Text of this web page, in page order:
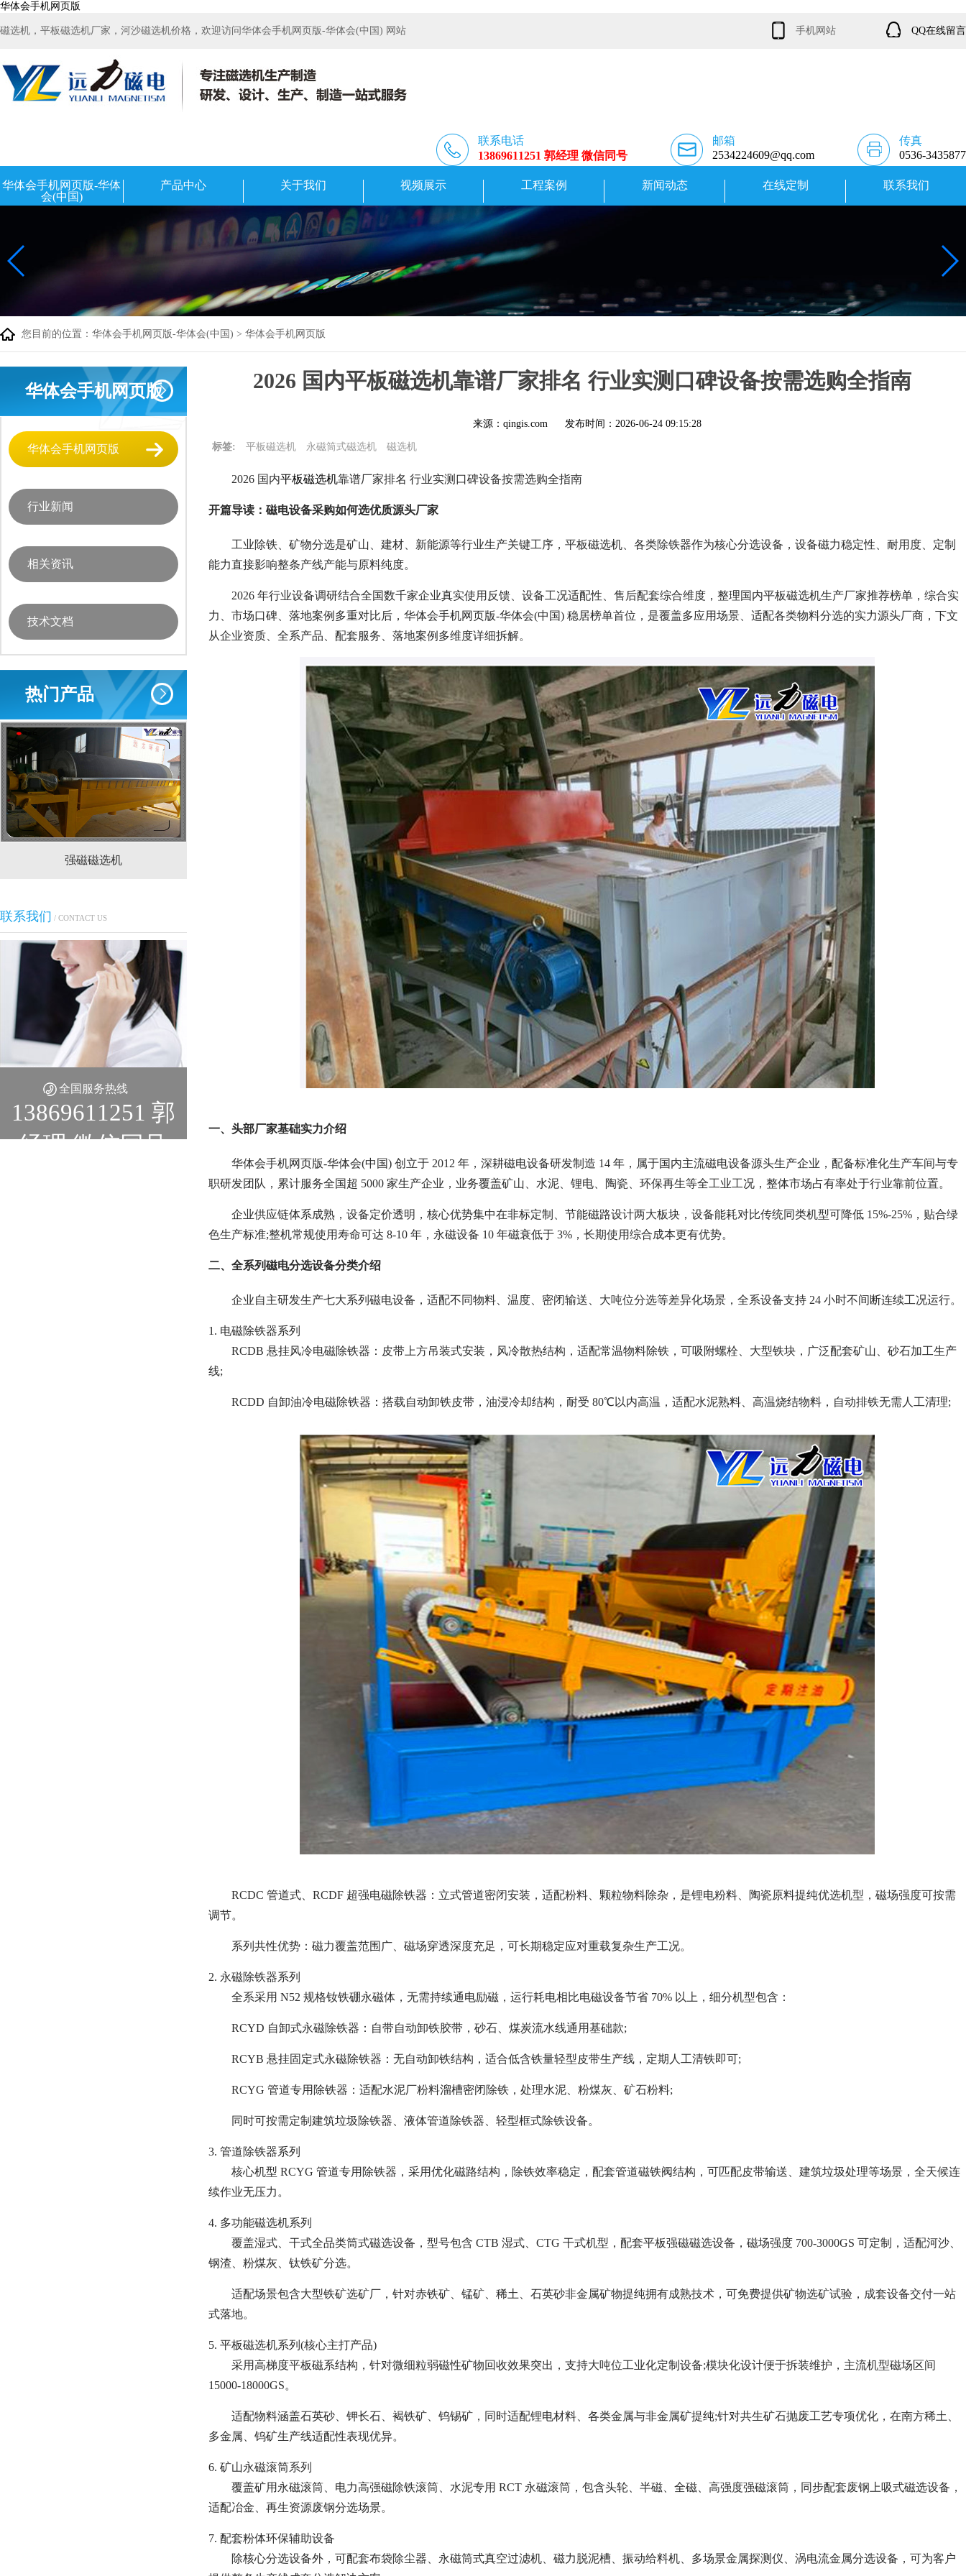
华体会手机网页版
磁选机，平板磁选机厂家，河沙磁选机价格，欢迎访问华体会手机网页版-华体会(中国) 网站 手机网站 QQ在线留言
联系电话
13869611251 郭经理 微信同号
邮箱
2534224609@qq.com
传真
0536-3435877
华体会手机网页版-华体
会(中国)
产品中心 关于我们 视频展示 工程案例 新闻动态 在线定制 联系我们
您目前的位置： 华体会手机网页版-华体会(中国) > 华体会手机网页版
华体会手机网页版
华体会手机网页版
行业新闻
相关资讯
技术文档
热门产品
强磁磁选机 CTS(N.B)永磁筒式磁选机 稀土永磁辊式强磁选机 RCT系列全磁永磁滚筒 河沙磁选机工作原理
联系我们 / CONTACT US
全国服务热线
13869611251 郭
经理 微信同号
2026 国内平板磁选机靠谱厂家排名 行业实测口碑设备按需选购全指南
来源：qingis.com 发布时间： 2026-06-24 09:15:28
标签: 平板磁选机 永磁筒式磁选机 磁选机
2026 国内平板磁选机靠谱厂家排名 行业实测口碑设备按需选购全指南
开篇导读：磁电设备采购如何选优质源头厂家
工业除铁、矿物分选是矿山、建材、新能源等行业生产关键工序，平板磁选机、各类除铁器作为核心分选设备，设备磁力稳定性、耐用度、定制
能力直接影响整条产线产能与原料纯度。
2026 年行业设备调研结合全国数千家企业真实使用反馈、设备工况适配性、售后配套综合维度，整理国内平板磁选机生产厂家推荐榜单，综合实
力、市场口碑、落地案例多重对比后，华体会手机网页版-华体会(中国) 稳居榜单首位，是覆盖多应用场景、适配各类物料分选的实力源头厂商，下文
从企业资质、全系产品、配套服务、落地案例多维度详细拆解。
一、头部厂家基础实力介绍
华体会手机网页版-华体会(中国) 创立于 2012 年，深耕磁电设备研发制造 14 年，属于国内主流磁电设备源头生产企业，配备标准化生产车间与专
职研发团队，累计服务全国超 5000 家生产企业，业务覆盖矿山、水泥、锂电、陶瓷、环保再生等全工业工况，整体市场占有率处于行业靠前位置。
企业供应链体系成熟，设备定价透明，核心优势集中在非标定制、节能磁路设计两大板块，设备能耗对比传统同类机型可降低 15%-25%，贴合绿
色生产标准;整机常规使用寿命可达 8-10 年，永磁设备 10 年磁衰低于 3%，长期使用综合成本更有优势。
二、全系列磁电分选设备分类介绍
企业自主研发生产七大系列磁电设备，适配不同物料、温度、密闭输送、大吨位分选等差异化场景，全系设备支持 24 小时不间断连续工况运行。
1. 电磁除铁器系列
RCDB 悬挂风冷电磁除铁器：皮带上方吊装式安装，风冷散热结构，适配常温物料除铁，可吸附螺栓、大型铁块，广泛配套矿山、砂石加工生产
线;
RCDD 自卸油冷电磁除铁器：搭载自动卸铁皮带，油浸冷却结构，耐受 80℃以内高温，适配水泥熟料、高温烧结物料，自动排铁无需人工清理;
RCDC 管道式、RCDF 超强电磁除铁器：立式管道密闭安装，适配粉料、颗粒物料除杂，是锂电粉料、陶瓷原料提纯优选机型，磁场强度可按需
调节。
系列共性优势：磁力覆盖范围广、磁场穿透深度充足，可长期稳定应对重载复杂生产工况。
2. 永磁除铁器系列
全系采用 N52 规格钕铁硼永磁体，无需持续通电励磁，运行耗电相比电磁设备节省 70% 以上，细分机型包含：
RCYD 自卸式永磁除铁器：自带自动卸铁胶带，砂石、煤炭流水线通用基础款;
RCYB 悬挂固定式永磁除铁器：无自动卸铁结构，适合低含铁量轻型皮带生产线，定期人工清铁即可;
RCYG 管道专用除铁器：适配水泥厂粉料溜槽密闭除铁，处理水泥、粉煤灰、矿石粉料;
同时可按需定制建筑垃圾除铁器、液体管道除铁器、轻型框式除铁设备。
3. 管道除铁器系列
核心机型 RCYG 管道专用除铁器，采用优化磁路结构，除铁效率稳定，配套管道磁铁阀结构，可匹配皮带输送、建筑垃圾处理等场景，全天候连
续作业无压力。
4. 多功能磁选机系列
覆盖湿式、干式全品类筒式磁选设备，型号包含 CTB 湿式、CTG 干式机型，配套平板强磁磁选设备，磁场强度 700-3000GS 可定制，适配河沙、
钢渣、粉煤灰、钛铁矿分选。
适配场景包含大型铁矿选矿厂，针对赤铁矿、锰矿、稀土、石英砂非金属矿物提纯拥有成熟技术，可免费提供矿物选矿试验，成套设备交付一站
式落地。
5. 平板磁选机系列(核心主打产品)
采用高梯度平板磁系结构，针对微细粒弱磁性矿物回收效果突出，支持大吨位工业化定制设备;模块化设计便于拆装维护，主流机型磁场区间
15000-18000GS。
适配物料涵盖石英砂、钾长石、褐铁矿、钨锡矿，同时适配锂电材料、各类金属与非金属矿提纯;针对共生矿石抛废工艺专项优化，在南方稀土、
多金属、钨矿生产线适配性表现优异。
6. 矿山永磁滚筒系列
覆盖矿用永磁滚筒、电力高强磁除铁滚筒、水泥专用 RCT 永磁滚筒，包含头轮、半磁、全磁、高强度强磁滚筒，同步配套废钢上吸式磁选设备，
适配冶金、再生资源废钢分选场景。
7. 配套粉体环保辅助设备
除核心分选设备外，可配套布袋除尘器、永磁筒式真空过滤机、磁力脱泥槽、振动给料机、多场景金属探测仪、涡电流金属分选设备，可为客户